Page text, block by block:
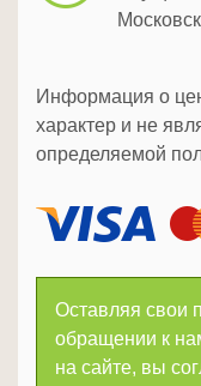
Информация о
характер и не
определяемой
Оставляя свои
обращении к
на сайте, вы